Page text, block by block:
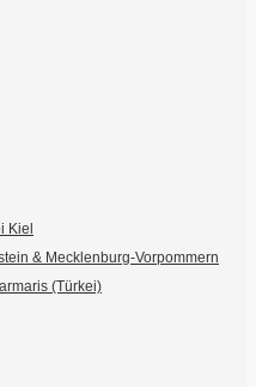
Kiel
& Mecklenburg-Vorpommern
(Türkei)